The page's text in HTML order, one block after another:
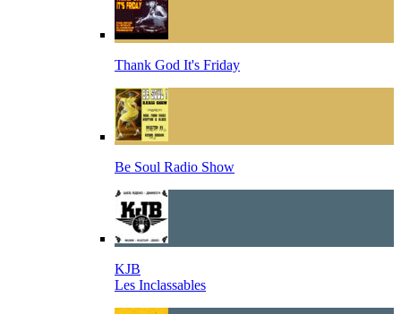
Thank God It's Friday
Be Soul Radio Show
KJB
Les Inclassables